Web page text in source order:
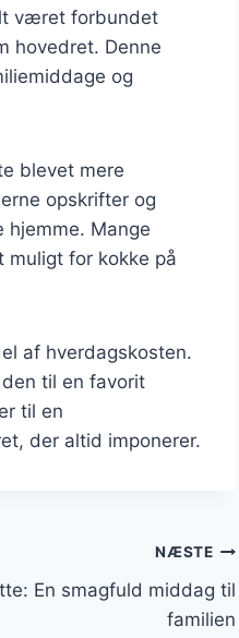
været forbundet
hovedret. Denne
og
blevet mere
opskrifter og
Mange
muligt for kokke på
af hverdagskosten.
til en favorit
til en
der altid imponerer.
NÆSTE
En smagfuld middag til
familien